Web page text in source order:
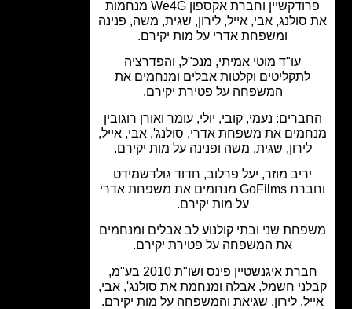
פרודקשיין וחברת אקספון We4G מנחמות
אבי, אייל, לירון, שגית, משה, פנינה
ומשפחת אדרי על מות יקירם.
עו"ד מוטי אמיתי, מנכ"ל, והפדרציה
לתקליטים וקלטות אבלים ומנחמים את
המשפחה על פטירת יקירם.
נעמי, קובי, יולי, עומר ואורן רוגובין
את משפחת אדרי, סולנג', אבי, אייל,
לירון, שגית, משה ופנינה על מות יקירם.
מוזר, יעל פרלוב, חדוד גולדשמידט
וחברת GoFilms מנחמים את משפחת אדרי
על מות יקירם.
שני ובתי קולנוע לב אבלים ומנחמים
את המשפחה על פטירת יקירם.
חברת איגנשטיין פינס ושו"ת 2010 בע"מ,
חשמל, אבלה ומנחמת את סולנג', אבי,
לירון, שגיאת והמשפחה על מות יקירם.